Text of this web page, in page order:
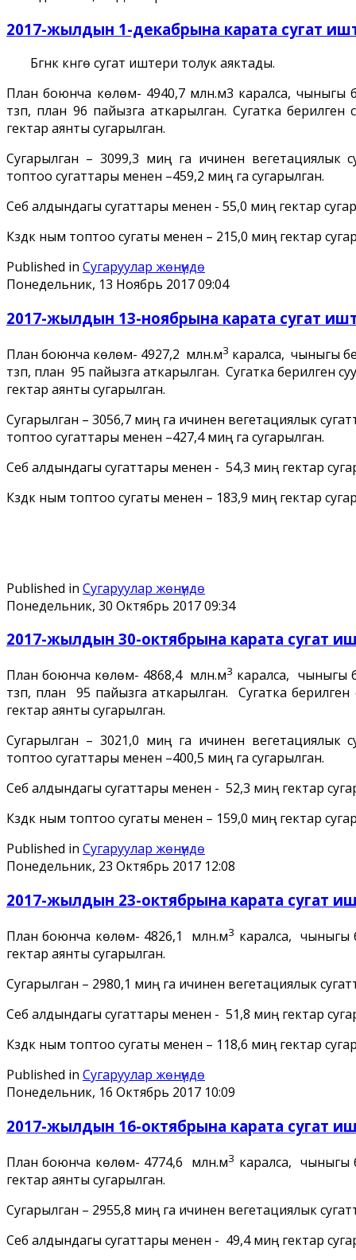
2017-жылдын 1-декабрына карата сугат
Бүгүнкү күнгө сугат иштери толук аяктады.
План боюнча көлөмү- 4940,7 млн.м3 каралса, чыныгы
түзүп, план 96 пайызга аткарылган. Сугатка
гектар аянты сугарылган.
Сугарылган – 3099,3 миң га ичинен вегетациялык
топтоо сугаттары менен –459,2 миң га сугарылган.
Себүү алдындагы сугаттары менен - 55,0 миң гектар
Күздүк ным топтоо сугаты менен – 215,0 миң гектар
Published in Сугаруулар жѳнүндѳ
Понедельник, 13 Ноябрь 2017 09:04
2017-жылдын 13-ноябрына карата сугат
План боюнча көлөмү- 4927,2 млн.м3 каралса, чыныгы
түзүп, план 95 пайызга аткарылган. Сугатка берилген
гектар аянты сугарылган.
Сугарылган – 3056,7 миң га ичинен вегетациялык
топтоо сугаттары менен –427,4 миң га сугарылган.
Себүү алдындагы сугаттары менен - 54,3 миң гектар
Күздүк ным топтоо сугаты менен – 183,9 миң гектар
Published in Сугаруулар жѳнүндѳ
Понедельник, 30 Октябрь 2017 09:34
2017-жылдын 30-октябрына карата сугат
План боюнча көлөмү- 4868,4 млн.м3 каралса, чыныгы
түзүп, план 95 пайызга аткарылган. Сугатка
гектар аянты сугарылган.
Сугарылган – 3021,0 миң га ичинен вегетациялык
топтоо сугаттары менен –400,5 миң га сугарылган.
Себүү алдындагы сугаттары менен - 52,3 миң гектар
Күздүк ным топтоо сугаты менен – 159,0 миң гектар
Published in Сугаруулар жѳнүндѳ
Понедельник, 23 Октябрь 2017 12:08
2017-жылдын 23-октябрына карата сугат
План боюнча көлөмү- 4826,1 млн.м3 каралса, чыныгы
гектар аянты сугарылган.
Сугарылган – 2980,1 миң га ичинен вегетациялык
Себүү алдындагы сугаттары менен - 51,8 миң гектар
Күздүк ным топтоо сугаты менен – 118,6 миң гектар
Published in Сугаруулар жѳнүндѳ
Понедельник, 16 Октябрь 2017 10:09
2017-жылдын 16-октябрына карата сугат
План боюнча көлөмү- 4774,6 млн.м3 каралса, чыныгы
гектар аянты сугарылган.
Сугарылган – 2955,8 миң га ичинен вегетациялык
Себүү алдындагы сугаттары менен - 49,4 миң гектар